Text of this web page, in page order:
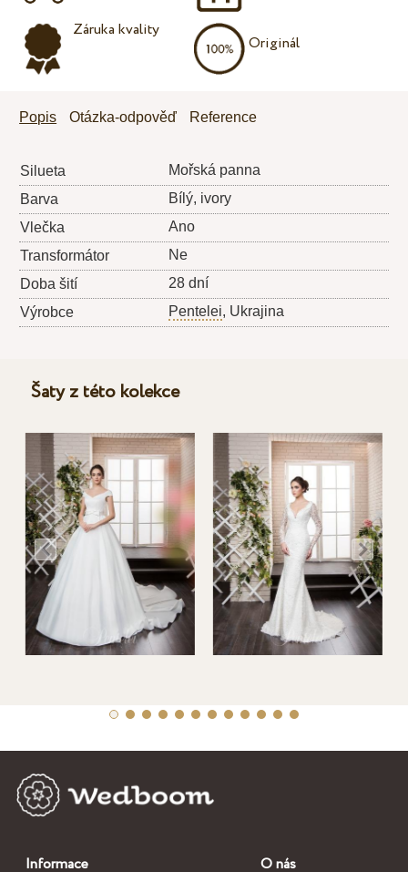
Záruka kvality
Originál
Popis Otázka-odpověď Reference
Silueta
Mořská panna
Barva
Bílý, ivory
Vlečka
Ano
Transformátor
Ne
Doba šití
28 dní
Výrobce
Pentelei, Ukrajina
Šaty z této kolekce
Informace O nás